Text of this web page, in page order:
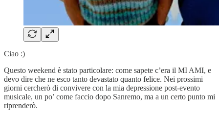
Ciao :)
Questo weekend è stato particolare: come sapete c’era il MI AMI, e
devo dire che ne esco tanto devastato quanto felice. Nei prossimi
giorni cercherò di convivere con la mia depressione post-evento
musicale, un po’ come faccio dopo Sanremo, ma a un certo punto mi
riprenderò.